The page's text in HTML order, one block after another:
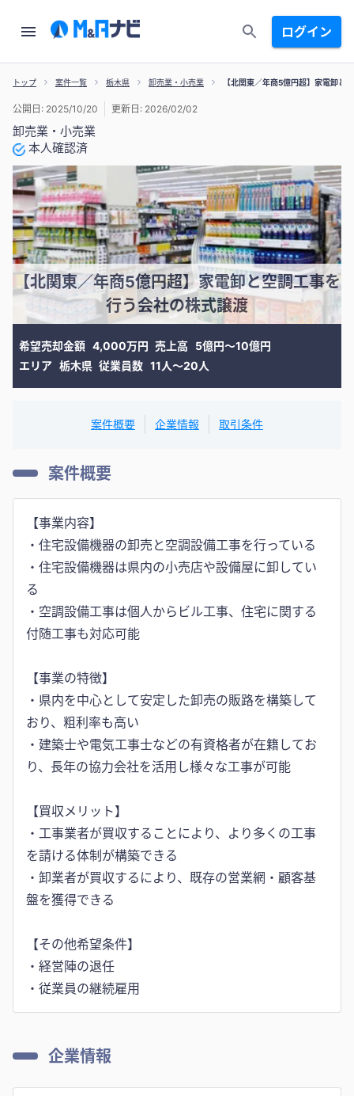
ログイン
トップ 案件一覧 栃木県 卸売業・小売業 【北関東／年商5億円超】家電卸と
卸売業・小売業
本人確認済
公開日: 2025/10/20 更新日: 2026/02/02
【北関東／年商5億円超】家電卸と空調工事を
行う会社の株式譲渡
希望売却金額 4,000万円 売上高
5億円〜10億円
エリア 栃木県 従業員数 11人〜20人
案件概要 企業情報 取引条件
案件概要
【事業内容】
・住宅設備機器の卸売と空調設備工事を行っている
・住宅設備機器は県内の小売店や設備屋に卸してい
る
・空調設備工事は個人からビル工事、住宅に関する
付随工事も対応可能
【事業の特徴】
・県内を中心として安定した卸売の販路を構築して
おり、粗利率も高い
・建築士や電気工事士などの有資格者が在籍してお
り、長年の協力会社を活用し様々な工事が可能
【買収メリット】
・工事業者が買収することにより、より多くの工事
を請ける体制が構築できる
・卸業者が買収するにより、既存の営業網・顧客基
盤を獲得できる
【その他希望条件】
・経営陣の退任
企業情報